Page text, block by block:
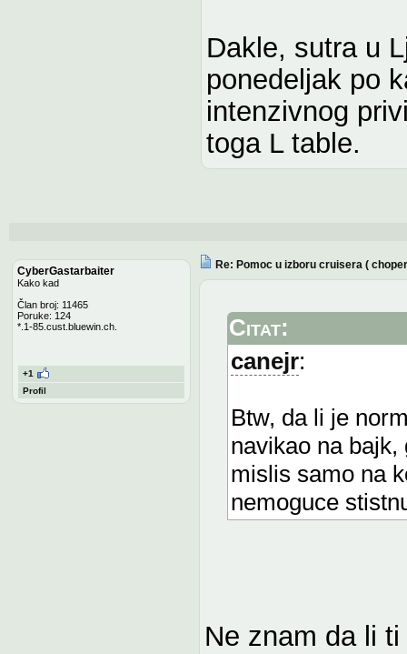
Dakle, sutra u
ponedeljak po
intenzivnog
toga L table.
CyberGastarbaiter
Kako kad
Član broj: 11465
Poruke: 124
*.1-85.cust.bluewin.ch.
+1
Profil
Re: Pomoc u izboru cruisera (
Citat:
canejr:
Btw, da li je
navikao na
mislis samo na
nemoguce
Ne znam da li